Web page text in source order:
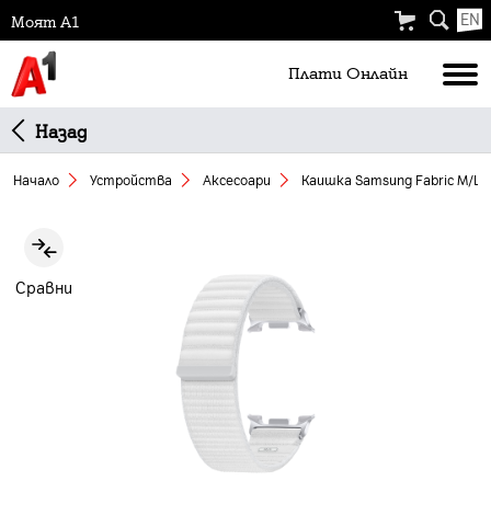
Моят А1 EN
Плати Oнлайн
Назад
Начало Устройства Аксесоари Каишка Samsung Fabric M/L
Сравни